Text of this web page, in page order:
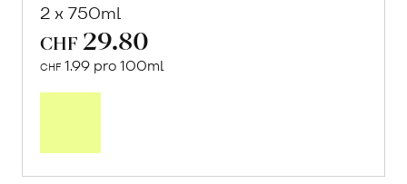
2 x 750ml
CHF 29.80
CHF 1.99 pro 100ml